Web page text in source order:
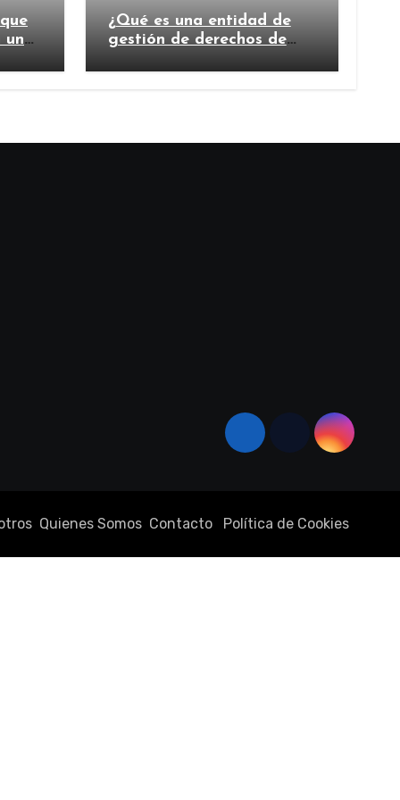
un
¿Qué es una entidad de
gestión de derechos de
Quienes Somos Contacto Política de Cookies